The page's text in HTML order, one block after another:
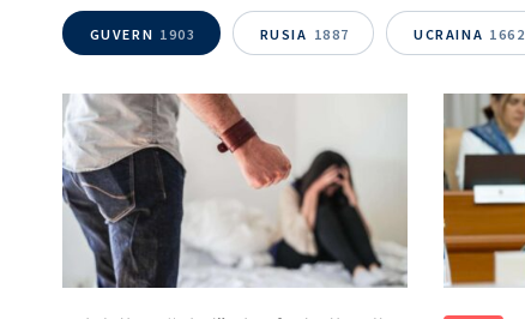
GUVERN 1903 RUSIA 1887 UCRAINA 1662